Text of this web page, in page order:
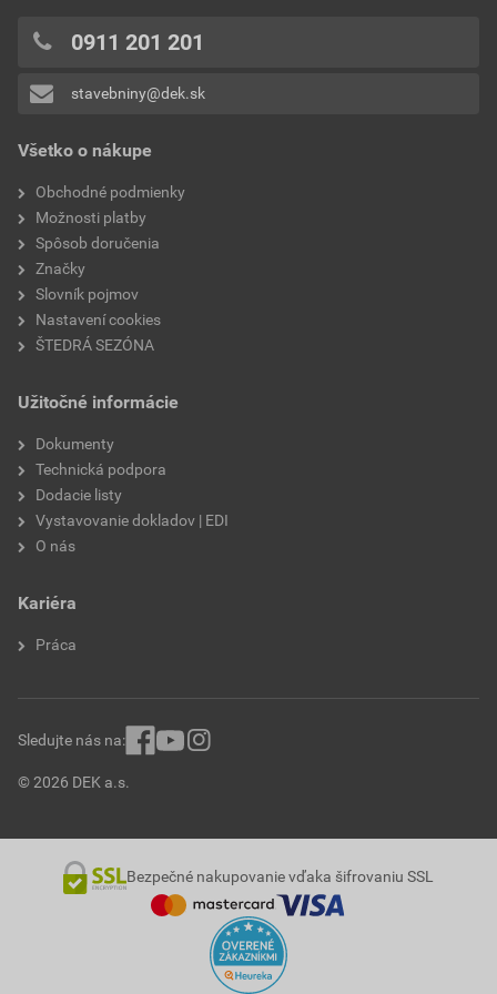
Pridávať hodnotenie môže iba prihlásený užívateľ.
Všetko o nákupe
Obchodné podmienky
Možnosti platby
Spôsob doručenia
Značky
Slovník pojmov
Nastavení cookies
ŠTEDRÁ SEZÓNA
Užitočné informácie
Dokumenty
Technická podpora
Dodacie listy
Vystavovanie dokladov | EDI
O nás
Kariéra
Práca
0911 201 201
stavebniny@dek.sk
© 2026 DEK a.s.
Sledujte nás na:
Bezpečné nakupovanie vďaka šifrovaniu SSL